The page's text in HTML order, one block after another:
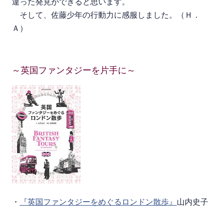
違った発見ができると思います。
そして、佐藤少年の行動力に感服しました。（Ｈ．
Ａ）
～英国ファンタジーを片手に～
・ 『英国ファンタジーをめぐるロンドン散歩』 山内史子